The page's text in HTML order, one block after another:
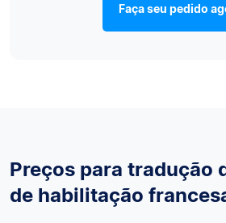
Faça seu pedido
Preços para tradução
de habilitação